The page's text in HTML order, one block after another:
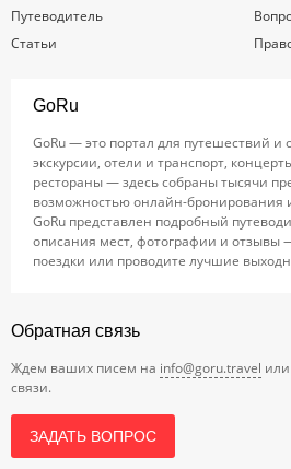
Путеводитель
Статьи
GoRu
GoRu — это портал для путешествий и
экскурсии, отели и транспорт,
рестораны — здесь собраны тысячи
возможностью онлайн-бронирования
GoRu представлен подробный
описания мест, фотографии и отзывы
поездки или проводите лучшие
Обратная связь
Ждем ваших писем на info@goru.travel
связи.
ЗАДАТЬ ВОПРОС